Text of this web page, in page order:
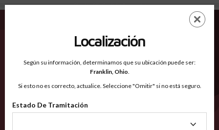
Okmulgee OK - Condados Reconocidos
EN
Condados Reconocidos
2600
Localización
Según su información, determinamos que su ubicación puede ser:
Franklin, Ohio.
Si esto no es correcto, actualice. Seleccione "Omitir" si no está seguro.
Estado De Tramitación